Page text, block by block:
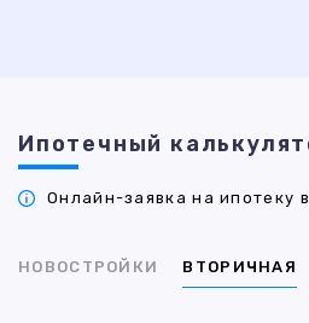
Ипотечный
Онлайн-заявка на ипотеку в
НОВОСТРОЙКИ ВТОРИЧНАЯ